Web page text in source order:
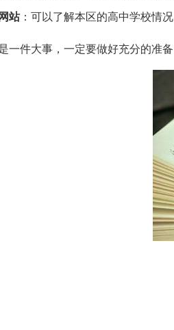
站：可以了解本区的高中学校情况
一件大事，一定要做好充分的准